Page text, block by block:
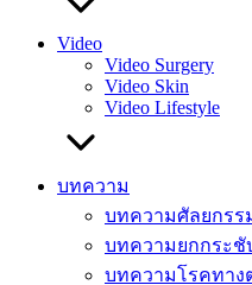
Video
Video Surgery
Video Skin
Video Lifestyle
บทความ
บทความศัลยกรร
บทความยกกระชั
บทความโรคทาง